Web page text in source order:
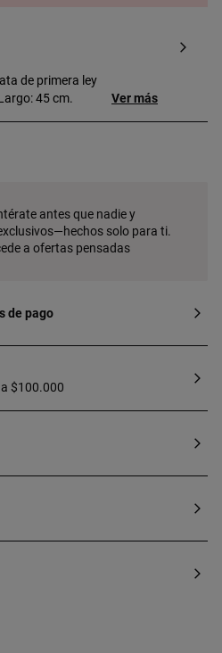
de primera ley
45 cm.
Ver más
antes que nadie y
solo para ti.
a ofertas pensadas
de pago
$100.000